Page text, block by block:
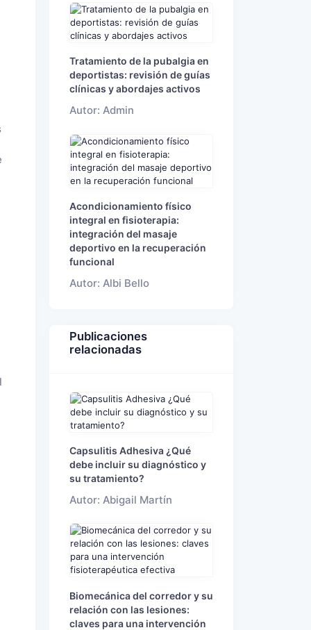
Tratamiento de la pubalgia en
deportistas: revisión de guías
clínicas y abordajes activos
Autor: Admin
Acondicionamiento físico
integral en fisioterapia:
integración del masaje
deportivo en la recuperación
funcional
Autor: Albi Bello
Publicaciones
relacionadas
Capsulitis Adhesiva ¿Qué
debe incluir su diagnóstico y
su tratamiento?
Autor: Abigail Martín
Biomecánica del corredor y su
relación con las lesiones:
claves para una intervención